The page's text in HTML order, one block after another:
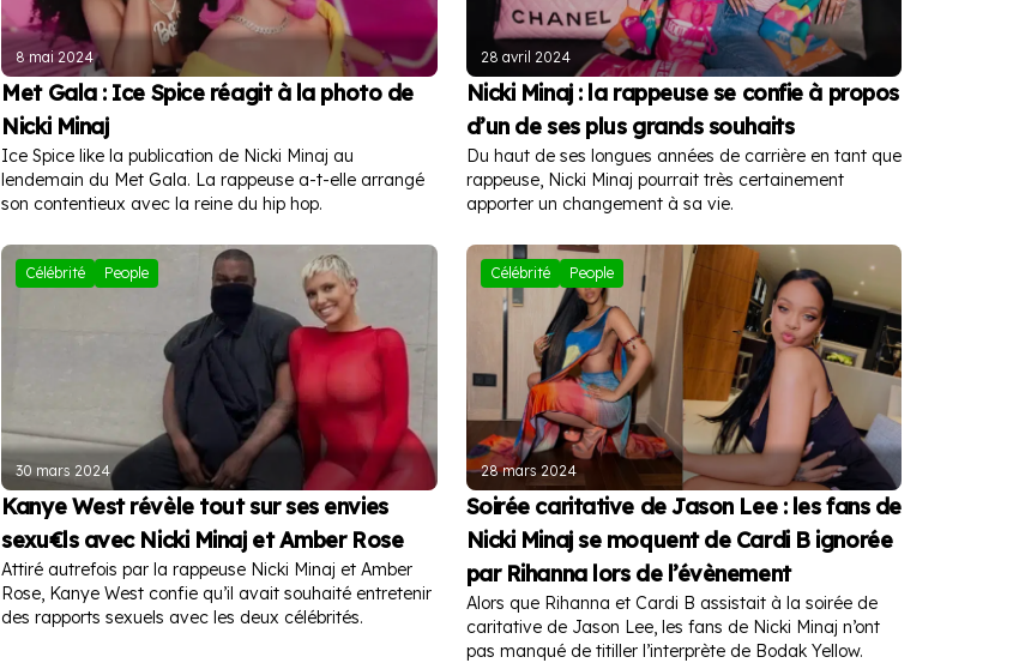
8 mai 2024
Met Gala : Ice Spice réagit à la photo de
Nicki Minaj
Ice Spice like la publication de Nicki Minaj au
lendemain du Met Gala. La rappeuse a-t-elle arrangé
son contentieux avec la reine du hip hop.
28 avril 2024
Nicki Minaj : la rappeuse se confie à propos
d’un de ses plus grands souhaits
Du haut de ses longues années de carrière en tant que
rappeuse, Nicki Minaj pourrait très certainement
apporter un changement à sa vie.
Célébrité People
30 mars 2024
Kanye West révèle tout sur ses envies
sexu€ls avec Nicki Minaj et Amber Rose
Attiré autrefois par la rappeuse Nicki Minaj et Amber
Rose, Kanye West confie qu’il avait souhaité entretenir
des rapports sexuels avec les deux célébrités.
Célébrité People
28 mars 2024
Soirée caritative de Jason Lee : les fans de
Nicki Minaj se moquent de Cardi B ignorée
par Rihanna lors de l’évènement
Alors que Rihanna et Cardi B assistait à la soirée de
caritative de Jason Lee, les fans de Nicki Minaj n’ont
pas manqué de titiller l’interprète de Bodak Yellow.